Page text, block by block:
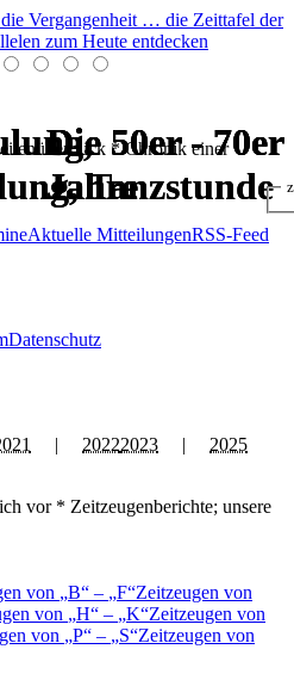
Vergangenheit … die Zeittafel der
zum Heute entdecken
* Chronik einer
Aktuelle MitteilungenRSS-Feed
Datenschutz
| 20222023 | 2025
vor * Zeitzeugenberichte; unsere
von B – F Zeitzeugen von
von H – K Zeitzeugen von
von P – S Zeitzeugen von
Die 50er - 70er
Jahre
Tanzstunde
Die 50er - 70er
Jahre
Die 50er - 70er
Jahre
Tanzstunde
Die 50er - 70er
Jahre